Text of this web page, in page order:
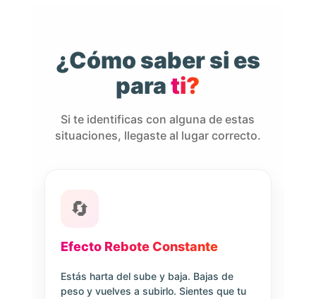
¿Cómo saber si es
parati?
Si te identificas con alguna de estas
situaciones, llegaste al lugar correcto.
🔄
Efecto Rebote Constante
Estás harta del sube y baja. Bajas de
peso y vuelves a subirlo. Sientes que tu